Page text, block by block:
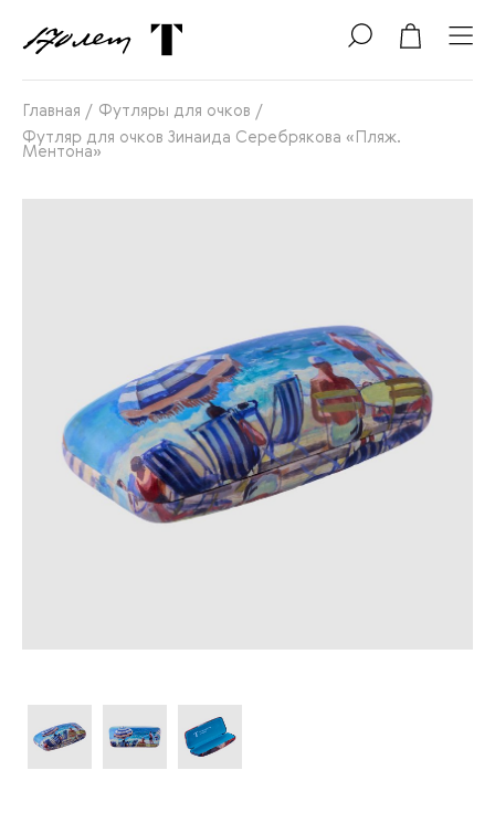
Главная / Футляры для очков /
Футляр для очков Зинаида Серебрякова «Пляж.
Ментона»